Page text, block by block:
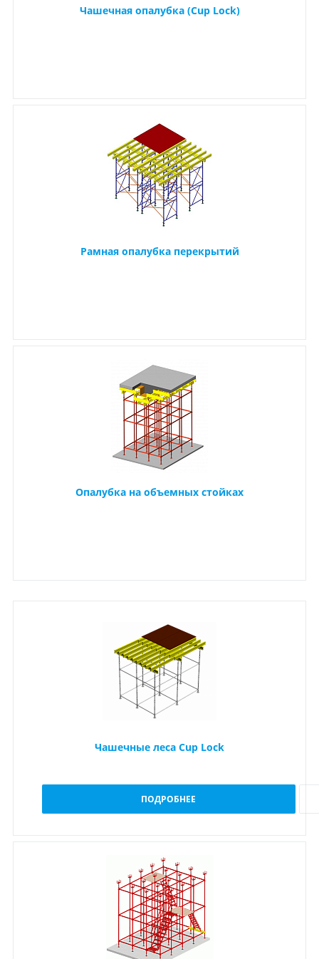
Чашечная опалубка (Cup Lock)
Рамная опалубка перекрытий
Опалубка на объемных стойках
Чашечные леса Cup Lock
ПОДРОБНЕЕ